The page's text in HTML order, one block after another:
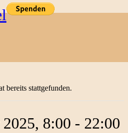
bereits stattgefunden.
8:00 - 22:00